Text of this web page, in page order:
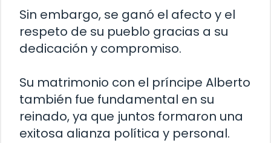
Sin embargo, se ganó el afecto y el
respeto de su pueblo gracias a su
dedicación y compromiso.
Su matrimonio con el príncipe Alberto
también fue fundamental en su
reinado, ya que juntos formaron una
exitosa alianza política y personal.